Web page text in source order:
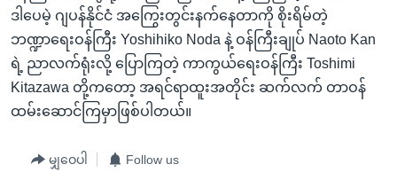
ဒါပေမဲ့ ဂျပန်နိုင်ငံ အကြွေးတွင်းနက်နေတာကို စိုးရိမ်တဲ့
ဘဏ္ဍာရေးဝန်ကြီး Yoshihiko Noda နဲ့ ဝန်ကြီးချုပ် Naoto Kan
ရဲ့ ညာလက်ရုံးလို့ ပြောကြတဲ့ ကာကွယ်ရေးဝန်ကြီး Toshimi
Kitazawa တို့ကတော့ အရင်ရာထူးအတိုင်း ဆက်လက် တာဝန်
ထမ်းဆောင်ကြမှာဖြစ်ပါတယ်။
မျှဝေပါ Follow us